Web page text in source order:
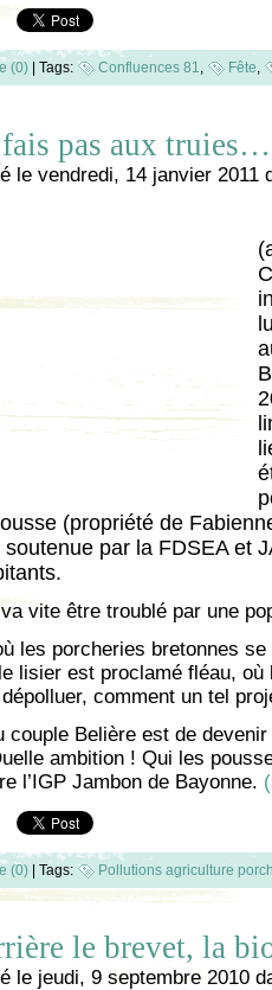
(0) Tags: Confluences 81, Fête,
pas aux truies…
le vendredi, 14 janvier 2011
(propriété de
par la FDSEA et
vite être troublé par une
les porcheries bretonnes
lisier est proclamé fléau, où
dépolluer, comment un tel
couple Belière est de
ambition ! Qui les
l’IGP Jambon de Bayonne.
(0) Tags: Pollutions agriculture
le brevet, la
le jeudi, 9 septembre 2010